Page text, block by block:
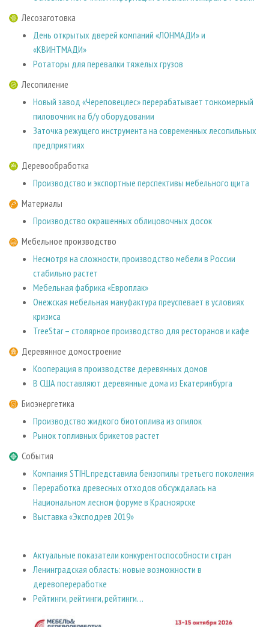
Лесозаготовка
День открытых дверей компаний «ЛОНМАДИ» и
«КВИНТМАДИ»
Ротаторы для перевалки тяжелых грузов
Лесопиление
Новый завод «Череповецлес» перерабатывает тонкомерный
пиловочник на б/у оборудовании
Заточка режущего инструмента на современных лесопильных
предприятиях
Деревообработка
Производство и экспортные перспективы мебельного щита
Материалы
Производство окрашенных облицовочных досок
Мебельное производство
Несмотря на сложности, производство мебели в России
стабильно растет
Мебельная фабрика «Европлак»
Онежская мебельная мануфактура преуспевает в условиях
кризиса
TreeStar – столярное производство для ресторанов и кафе
Деревянное домостроение
Кооперация в производстве деревянных домов
В США поставляют деревянные дома из Екатеринбурга
Биоэнергетика
Производство жидкого биотоплива из опилок
Рынок топливных брикетов растет
События
Компания STIHL представила бензопилы третьего поколения
Переработка древесных отходов обсуждалась на
Национальном лесном форуме в Красноярске
Выставка «Эксподрев 2019»
Актуальные показатели конкурентоспособности стран
Ленинградская область: новые возможности в
деревопереработке
Рейтинги, рейтинги, рейтинги…